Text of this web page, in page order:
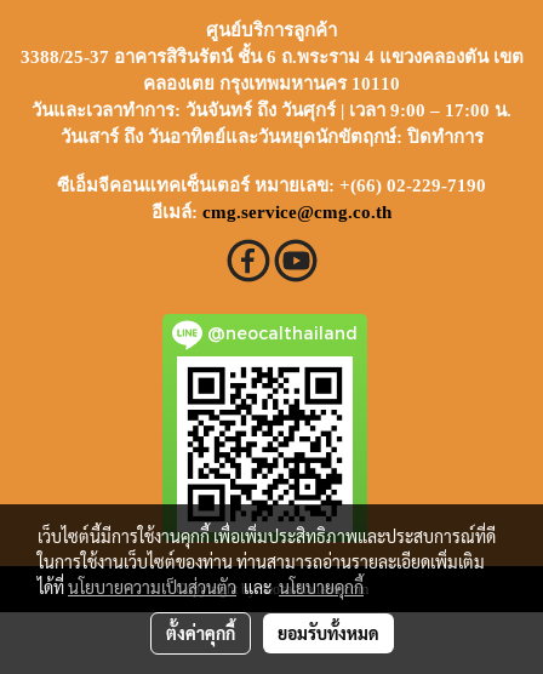
ศูนย์บริการลูกค้า
3388/25-37 อาคารสิรินรัตน์ ชั้น 6 ถ.พระราม 4 แขวงคลองตัน เขต
คลองเตย กรุงเทพมหานคร 10110
วันและเวลาทำการ: วันจันทร์ ถึง วันศุกร์ | เวลา 9:00 – 17:00 น.
วันเสาร์ ถึง วันอาทิตย์และวันหยุดนักขัตฤกษ์: ปิดทำการ
ซีเอ็มจีคอนแทคเซ็นเตอร์ หมายเลข: +(66) 02-229-7190
อีเมล์: cmg.service@cmg.co.th
@neocalthailand
Copy right by neocalthailand.com
เว็บไซต์นี้มีการใช้งานคุกกี้ เพื่อเพิ่มประสิทธิภาพและประสบการณ์ที่ดี
ในการใช้งานเว็บไซต์ของท่าน ท่านสามารถอ่านรายละเอียดเพิ่มเติม
ได้ที่นโยบายความเป็นส่วนตัวและนโยบายคุกกี้
ตั้งค่าคุกกี้ ยอมรับทั้งหมด